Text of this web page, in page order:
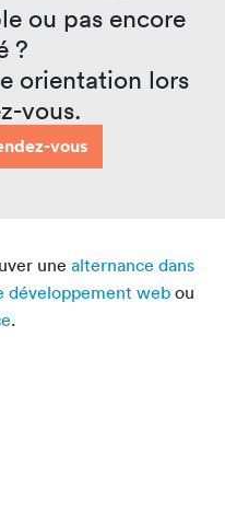
ou pas encore
?
orientation lors
vous.
vous
une alternance dans
développement web ou
.